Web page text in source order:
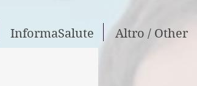
InformaSalute Altro / Other